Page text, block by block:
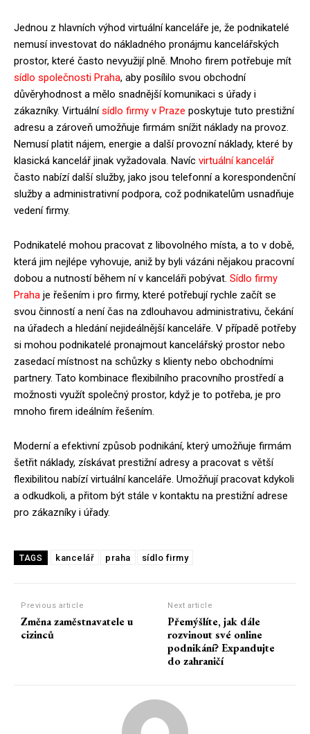
Jednou z hlavních výhod virtuální kanceláře je, že podnikatelé
nemusí investovat do nákladného pronájmu kancelářských
prostor, které často nevyužijí plně. Mnoho firem potřebuje mít
sídlo společnosti Praha, aby posílilo svou obchodní
důvěryhodnost a mělo snadnější komunikaci s úřady i
zákazníky. Virtuálnísídlo firmy v Praze poskytuje tuto prestižní
adresu a zároveň umožňuje firmám snížit náklady na provoz.
Nemusí platit nájem, energie a další provozní náklady, které by
klasická kancelář jinak vyžadovala. Navíc virtuální kancelář
často nabízí další služby, jako jsou telefonní a korespondenční
služby a administrativní podpora, což podnikatelům usnadňuje
vedení firmy.
Podnikatelé mohou pracovat z libovolného místa, a to v době,
která jim nejlépe vyhovuje, aniž by byli vázáni nějakou pracovní
dobou a nutností během ní v kanceláři pobývat. Sídlo firmy
Praha je řešením i pro firmy, které potřebují rychle začít se
svou činností a není čas na zdlouhavou administrativu, čekání
na úřadech a hledání nejideálnější kanceláře. V případě potřeby
si mohou podnikatelé pronajmout kancelářský prostor nebo
zasedací místnost na schůzky s klienty nebo obchodními
partnery. Tato kombinace flexibilního pracovního prostředí a
možnosti využít společný prostor, když je to potřeba, je pro
mnoho firem ideálním řešením.
Moderní a efektivní způsob podnikání, který umožňuje firmám
šetřit náklady, získávat prestižní adresy a pracovat s větší
flexibilitou nabízí virtuální kanceláře. Umožňují pracovat kdykoli
a odkudkoli, a přitom být stále v kontaktu na prestižní adrese
pro zákazníky i úřady.
TAGS kancelář praha sídlo firmy
Previous article
Změna zaměstnavatele u
cizinců
Next article
Přemýšlíte, jak dále
rozvinout své online
podnikání? Expandujte
do zahraničí